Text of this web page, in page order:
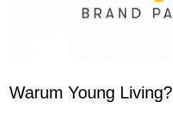
Warum Young Living?